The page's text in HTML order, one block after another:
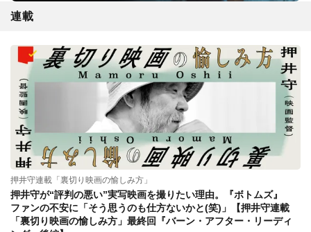
連載
押井守連載「裏切り映画の愉しみ方」
押井守が“評判の悪い”実写映画を撮りたい理由。『ボトムズ』
ファンの不安に「そう思うのも仕方ないかと(笑)」【押井守連載
「裏切り映画の愉しみ方」最終回『バーン・アフター・リーディ